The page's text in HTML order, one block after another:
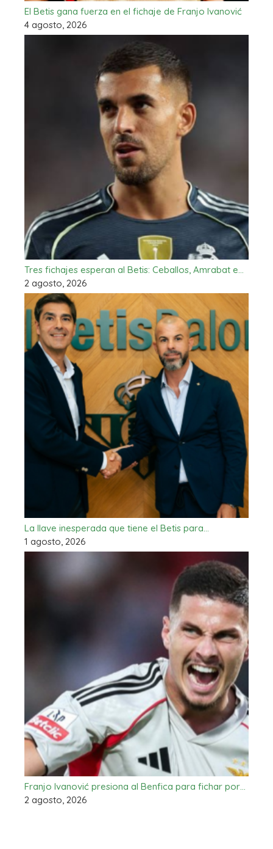
El Betis gana fuerza en el fichaje de Franjo Ivanović
4 agosto, 2026
Tres fichajes esperan al Betis: Ceballos, Amrabat e…
2 agosto, 2026
La llave inesperada que tiene el Betis para…
1 agosto, 2026
Franjo Ivanović presiona al Benfica para fichar por…
2 agosto, 2026